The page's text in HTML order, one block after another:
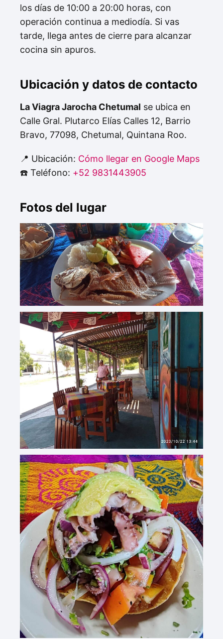
los días de 10:00 a 20:00 horas, con
operación continua a mediodía. Si vas
tarde, llega antes de cierre para alcanzar
cocina sin apuros.
Ubicación y datos de contacto
La Viagra Jarocha Chetumal se ubica en
Calle Gral. Plutarco Elías Calles 12, Barrio
Bravo, 77098, Chetumal, Quintana Roo.
📍 Ubicación: Cómo llegar en Google Maps
☎️ Teléfono: +52 9831443905
Fotos del lugar